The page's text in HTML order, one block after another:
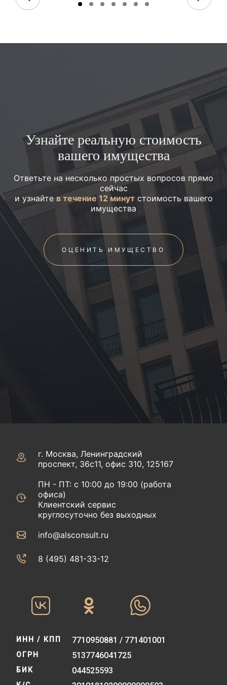
Узнайте реальную стоимость
вашего имущества
Ответьте на несколько простых вопросов прямо
сейчас
и узнайтев течение 12 минутстоимость вашего
имущества
ОЦЕНИТЬ ИМУЩЕСТВО
г. Москва, Ленинградский
проспект, 36с11, офис 310, 125167
ПН - ПТ: с 10:00 до 19:00 (работа
офиса)
Клиентский сервис
круглосуточно без выходных
info@alsconsult.ru
8 (495) 481-33-12‬‬
ИНН / КПП 7710950881 / 771401001
ОГРН 5137746041725
БИК 044525593